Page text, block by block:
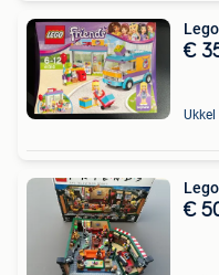
€
Ukkel
€